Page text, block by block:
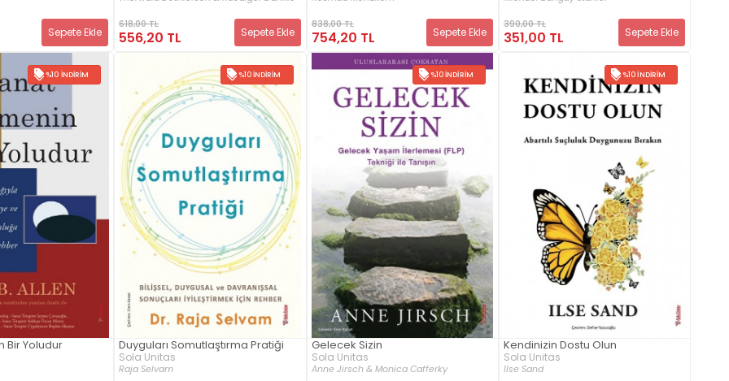
Sepete Ekle
618,00 TL
556,20 TL Sepete Ekle
838,00 TL
754,20 TL Sepete Ekle
390,00 TL
351,00 TL Sepete Ekle
%10 İNDIRIM
Bir Yoludur
%10 İNDIRIM
Duyguları Somutlaştırma Pratiği
Sola Unitas
Raja Selvam
%10 İNDIRIM
Gelecek Sizin
Sola Unitas
Anne Jirsch & Monica Cafferky
%10 İNDIRIM
Kendinizin Dostu Olun
Sola Unitas
Ilse Sand